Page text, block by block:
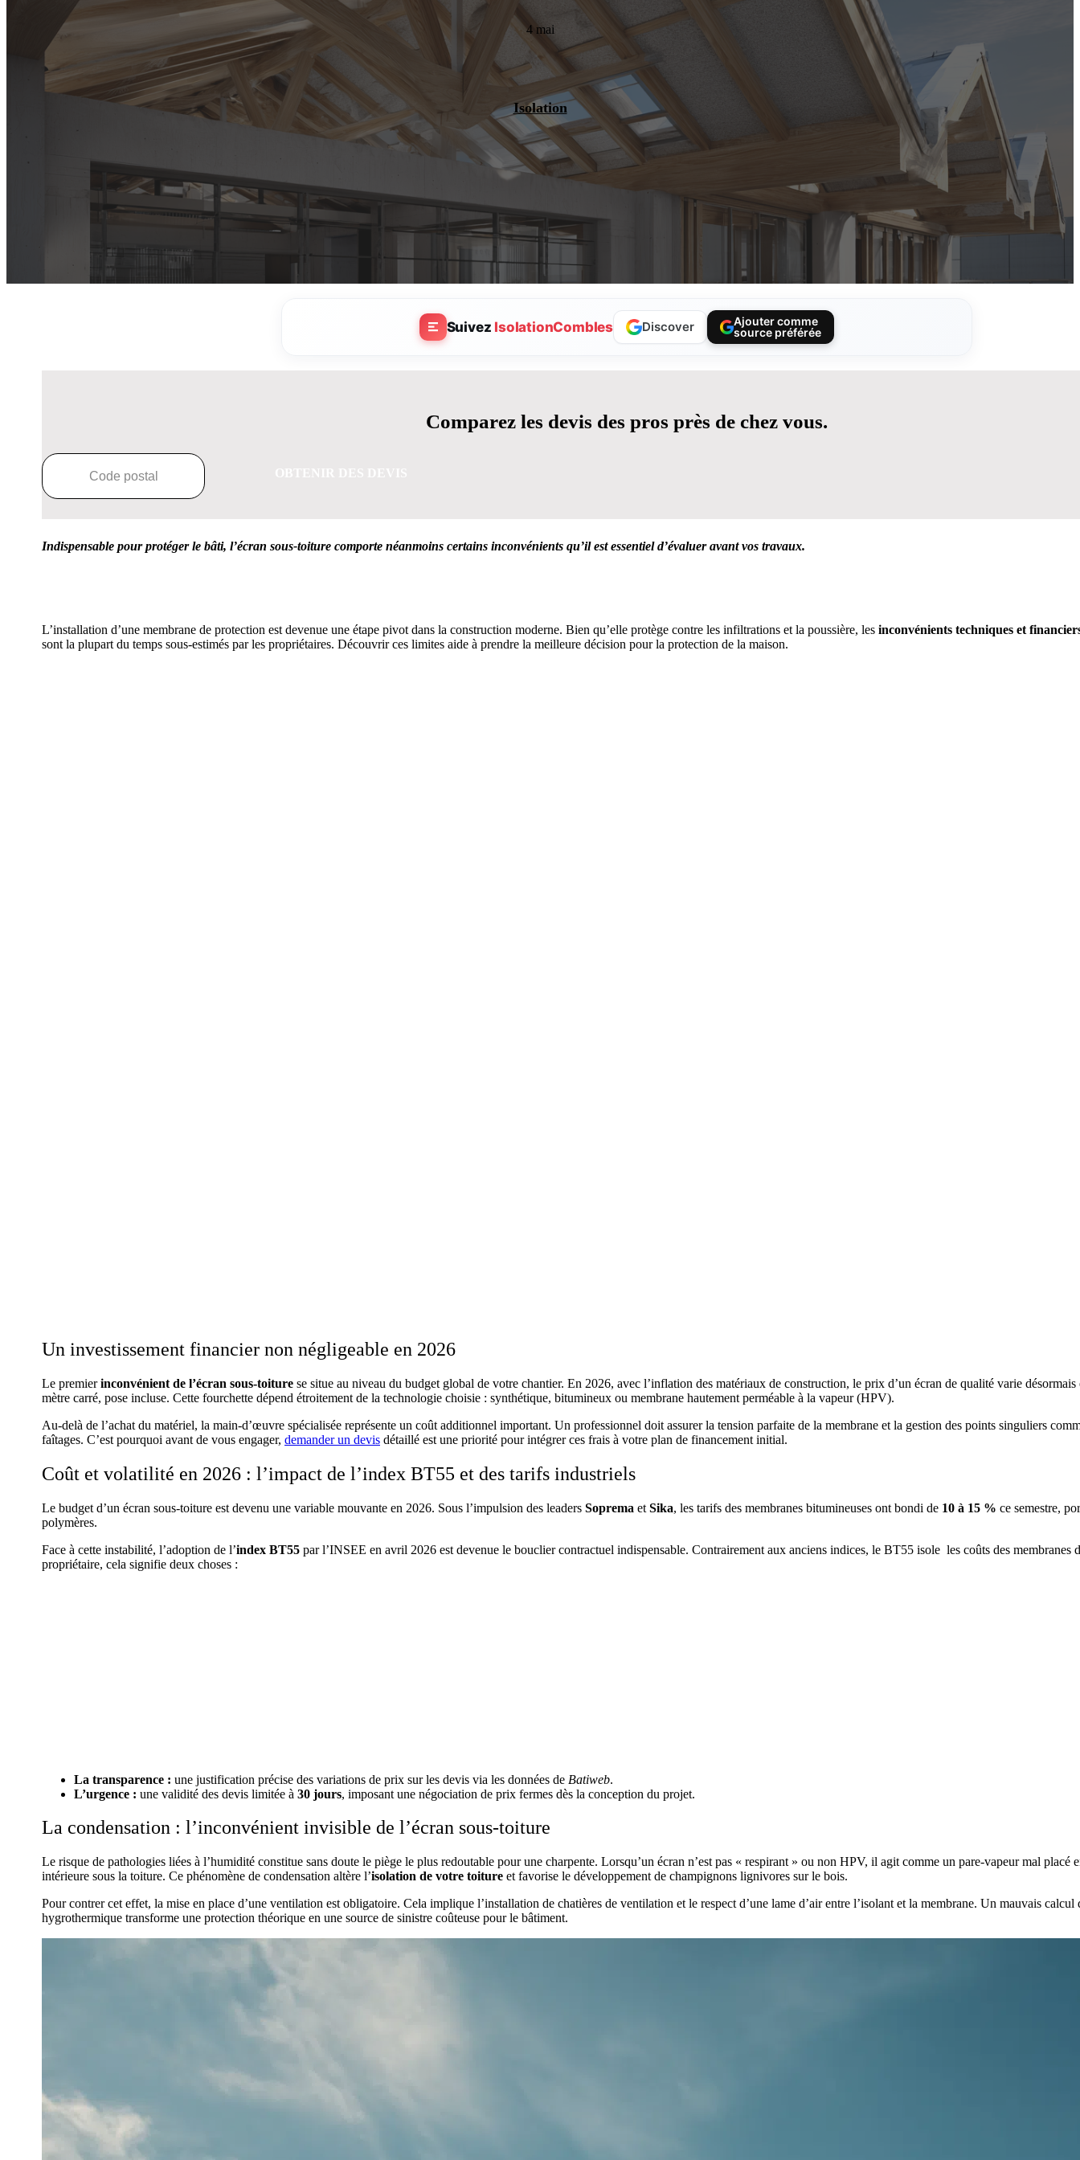
4 mai
Isolation
Suivez IsolationCombles Discover
Ajouter comme
source préférée
Comparez les devis des pros près de chez vous.
Indispensable pour protéger le bâti, l’écran sous-toiture comporte néanmoins certains inconvénients qu’il est essentiel d’évaluer avant vos travaux.
L’installation d’une membrane de protection est devenue une étape pivot dans la construction moderne. Bien qu’elle protège contre les infiltrations et la poussière, les inconvénients techniques et
sont la plupart du temps sous-estimés par les propriétaires. Découvrir ces limites aide à prendre la meilleure décision pour la protection de la maison.
Un investissement financier non négligeable en 2026
Le premierinconvénient de l’écran sous-toiture se situe au niveau du budget global de votre chantier. En 2026, avec l’inflation des matériaux de construction, le prix d’un écran de qualité varie désormais
mètre carré, pose incluse. Cette fourchette dépend étroitement de la technologie choisie : synthétique, bitumineux ou membrane hautement perméable à la vapeur (HPV).
Au-delà de l’achat du matériel, la main-d’œuvre spécialisée représente un coût additionnel important. Un professionnel doit assurer la tension parfaite de la membrane et la gestion des points singuliers
faîtages. C’est pourquoi avant de vous engager, demander un devis détaillé est une priorité pour intégrer ces frais à votre plan de financement initial.
Coût et volatilité en 2026 : l’impact de l’index BT55 et des tarifs industriels
Le budget d’un écran sous-toiture est devenu une variable mouvante en 2026. Sous l’impulsion des leaders Soprema et Sika, les tarifs des membranes bitumineuses ont bondi de 10 à 15 % ce semestre,
polymères.
Face à cette instabilité, l’adoption de l’index BT55 par l’INSEE en avril 2026 est devenue le bouclier contractuel indispensable. Contrairement aux anciens indices, le BT55 isole les coûts des membranes
propriétaire, cela signifie deux choses :
La transparence : une justification précise des variations de prix sur les devis via les données de Batiweb.
L’urgence : une validité des devis limitée à 30 jours, imposant une négociation de prix fermes dès la conception du projet.
La condensation : l’inconvénient invisible de l’écran sous-toiture
Le risque de pathologies liées à l’humidité constitue sans doute le piège le plus redoutable pour une charpente. Lorsqu’un écran n’est pas « respirant » ou non HPV, il agit comme un pare-vapeur mal placé
intérieure sous la toiture. Ce phénomène de condensation altère l’isolation de votre toiture et favorise le développement de champignons lignivores sur le bois.
Pour contrer cet effet, la mise en place d’une ventilation est obligatoire. Cela implique l’installation de chatières de ventilation et le respect d’une lame d’air entre l’isolant et la membrane. Un mauvais calcul
hygrothermique transforme une protection théorique en une source de sinistre coûteuse pour le bâtiment.